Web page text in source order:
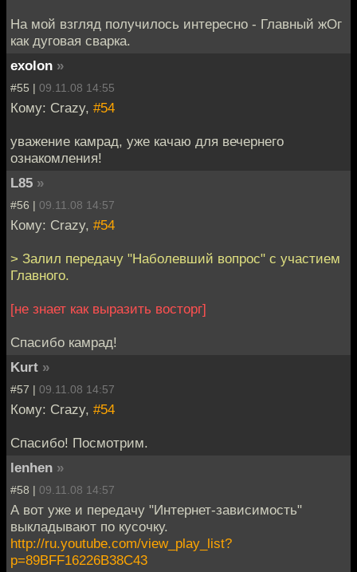
На мой взгляд получилось интересно - Главный жОг
как дуговая сварка.
exolon »
#55 | 09.11.08 14:55
Кому: Crazy, #54
уважение камрад, уже качаю для вечернего
ознакомления!
L85 »
#56 | 09.11.08 14:57
Кому: Crazy, #54
> Залил передачу "Наболевший вопрос" с участием
Главного.
[не знает как выразить восторг]
Спасибо камрад!
Kurt »
#57 | 09.11.08 14:57
Кому: Crazy, #54
Спасибо! Посмотрим.
lenhen »
#58 | 09.11.08 14:57
А вот уже и передачу "Интернет-зависимость"
выкладывают по кусочку.
http://ru.youtube.com/view_play_list?
p=89BFF16226B38C43